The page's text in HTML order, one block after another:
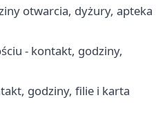
otwarcia, dyżury, apteka
- kontakt, godziny,
godziny, filie i karta